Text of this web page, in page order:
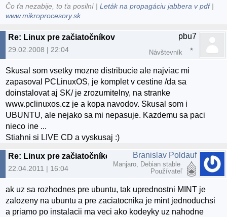
Čo ťa nezabije, to ťa posilní |Leták na propagáciu jabbera v pdf|
www.mikroprocesory.sk
Re: Linux pre začiatočníkov
29.02.2008 | 22:04
pbu7
Návštevník
Skusal som vsetky mozne distribucie ale najviac mi
zapasoval PCLinuxOS, je komplet v cestine /da sa
doinstalovat aj SK/ je zrozumitelny, na stranke
www.pclinuxos.cz je a kopa navodov. Skusal som i
UBUNTU, ale nejako sa mi nepasuje. Kazdemu sa paci
nieco ine ...
Stiahni si LIVE CD a vyskusaj :)
Re: Linux pre začiatočníkov
22.04.2011 | 16:04
Branislav Poldauf
Manjaro, Debian stable
Používateľ
ak uz sa rozhodnes pre ubuntu, tak uprednostni MINT je
zalozeny na ubuntu a pre zaciatocnika je mint jednoduchsi
a priamo po instalacii ma veci ako kodeyky uz nahodne